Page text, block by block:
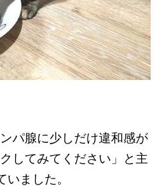
パ腺に少しだけ違和感が
してみてください」と主
ました。